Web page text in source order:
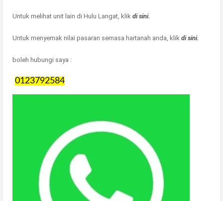
Untuk melihat unit lain di Hulu Langat, klik di sini.
Untuk menyemak nilai pasaran semasa hartanah anda, klik di sini.
boleh hubungi saya :
0123792584